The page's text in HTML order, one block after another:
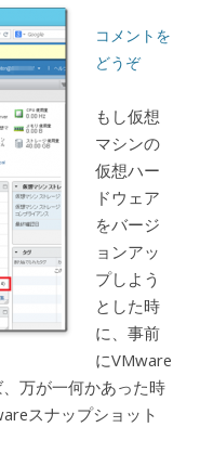
コメントを
どうぞ
もし仮想
マシンの
仮想ハー
ドウェア
をバージ
ョンアッ
プしよう
とした時
に、事前
にVMware
万が一何かあった時
スナップショット